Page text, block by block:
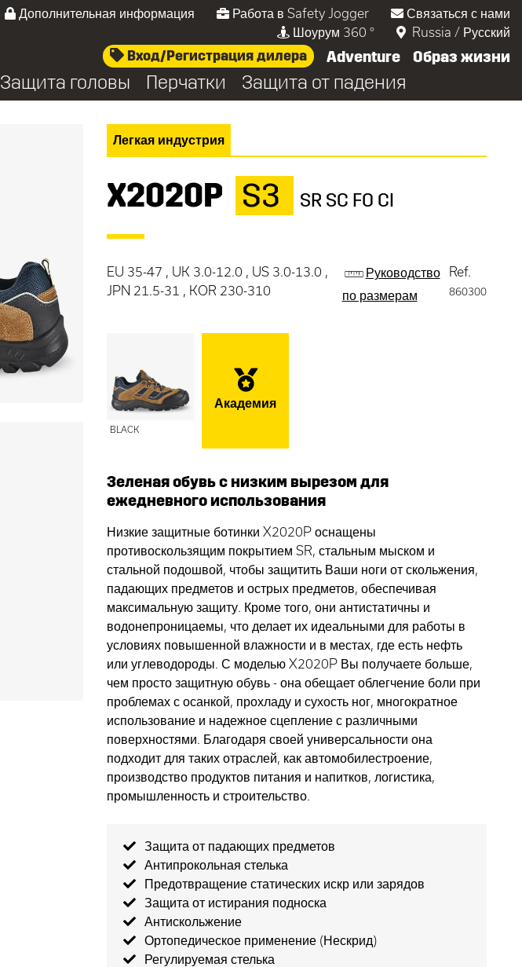
Дополнительная информация Работа в Safety Jogger
Связаться с нами
Шоурум 360 °
Russia / Русский
Вход/Регистрация дилера Adventure Образ жизни
Защита головы Перчатки Защита от падения
Легкая индустрия
X2020P S3 SR SC FO CI
EU 35-47 , UK 3.0-12.0 , US 3.0-13.0 ,
JPN 21.5-31 , KOR 230-310
Руководство
по размерам
Ref.
860300
BLACK
Академия
Зеленая обувь с низким вырезом для
ежедневного использования
Низкие защитные ботинки X2020P оснащены
противоскользящим покрытием SR, стальным мыском и
стальной подошвой, чтобы защитить Ваши ноги от скольжения,
падающих предметов и острых предметов, обеспечивая
максимальную защиту. Кроме того, они антистатичны и
водонепроницаемы, что делает их идеальными для работы в
условиях повышенной влажности и в местах, где есть нефть
или углеводороды. С моделью X2020P Вы получаете больше,
чем просто защитную обувь - она обещает облегчение боли при
проблемах с осанкой, прохладу и сухость ног, многократное
использование и надежное сцепление с различными
поверхностями. Благодаря своей универсальности она
подходит для таких отраслей, как автомобилестроение,
производство продуктов питания и напитков, логистика,
промышленность и строительство.
Защита от падающих предметов
Антипрокольная стелька
Предотвращение статических искр или зарядов
Защита от истирания подноска
Антискольжение
Ортопедическое применение (Нескрид)
Регулируемая стелька